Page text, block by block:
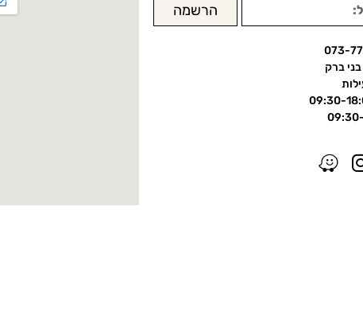
הרשמה
073-